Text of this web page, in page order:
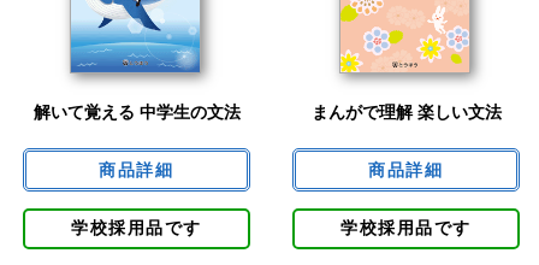
解いて覚える 中学生の文法
学校採用品です
まんがで理解 楽しい文法
学校採用品です